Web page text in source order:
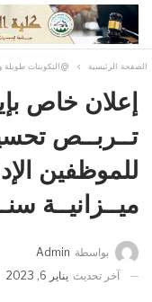
الصفحة الرئيسية @التكوينات
إعلان خاص
تــربــص
للموظفين
ميــزانيــة سنــة
بواسطة Admin
آخر تحديث يناير 6, 2023